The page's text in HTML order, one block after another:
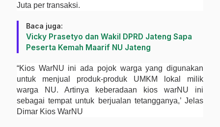
Juta per transaksi.
Baca juga:
Vicky Prasetyo dan Wakil DPRD Jateng Sapa
Peserta Kemah Maarif NU Jateng
“Kios WarNU ini ada pojok warga yang digunakan
untuk menjual produk-produk UMKM lokal milik
warga NU. Artinya keberadaan kios warNU ini
sebagai tempat untuk berjualan tetangganya,’ Jelas
Dimar Kios WarNU